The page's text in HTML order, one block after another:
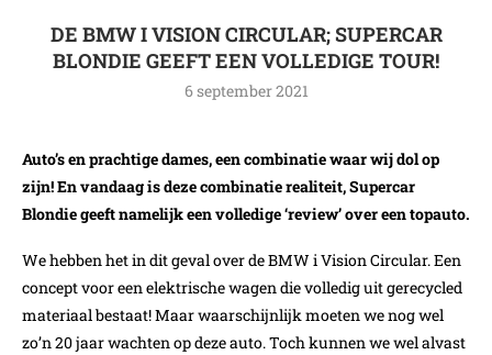
DE BMW I VISION CIRCULAR; SUPERCAR
BLONDIE GEEFT EEN VOLLEDIGE TOUR!
6 september 2021
Auto’s en prachtige dames, een combinatie waar wij dol op
zijn! En vandaag is deze combinatie realiteit, Supercar
Blondie geeft namelijk een volledige ‘review’ over een topauto.
We hebben het in dit geval over de BMW i Vision Circular. Een
concept voor een elektrische wagen die volledig uit gerecycled
materiaal bestaat! Maar waarschijnlijk moeten we nog wel
zo’n 20 jaar wachten op deze auto. Toch kunnen we wel alvast